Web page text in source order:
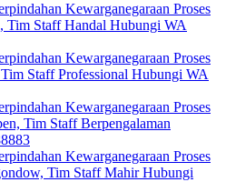
Kewarganegaraan Proses
Tim Staff Handal Hubungi WA
Kewarganegaraan Proses
Staff Professional Hubungi WA
Kewarganegaraan Proses
Tim Staff Berpengalaman
Kewarganegaraan Proses
Tim Staff Mahir Hubungi